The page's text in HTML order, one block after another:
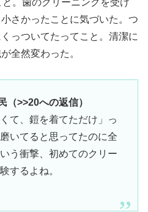
さかったことに気づいた。つ
っついてたってこと。清潔に
全然変わった。
>>20への返信）
て、鎧を着てただけ」っ
いてると思ってたのに全
う衝撃、初めてのクリー
するよね。